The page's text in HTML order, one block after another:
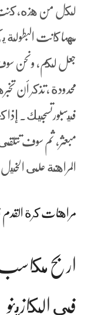
لكل من هذه, كنت
مهما كانت
جعل لكم، ونحن
محدودة ، تذكر أن
فيسبورتسجيك. إذا
المراهنة على
مراهنات كرة
اربح
في الكازينو